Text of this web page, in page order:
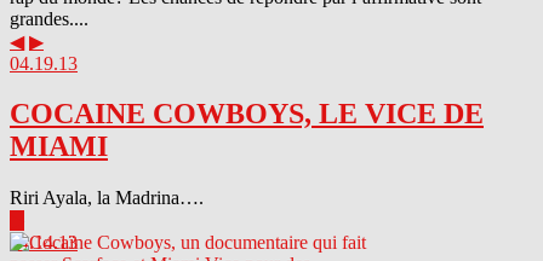
grandes....
◀ ▶
04.19.13
COCAINE COWBOYS, LE VICE DE
MIAMI
Riri Ayala, la Madrina….
04.14.13